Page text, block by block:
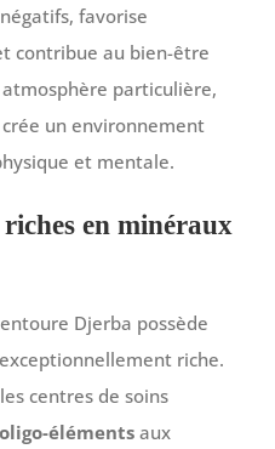
favorise
contribue au bien-être
particulière,
un environnement
et mentale.
en minéraux
Djerba possède
riche.
centres de soins
élémentsaux